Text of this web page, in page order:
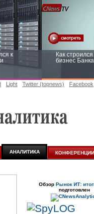
к
Как
бизнес
Light Twitter (topnews) Facebook
АНАЛИТИКА КОНФЕРЕНЦИИ
Обзор Рынок ИТ:
подготовлен